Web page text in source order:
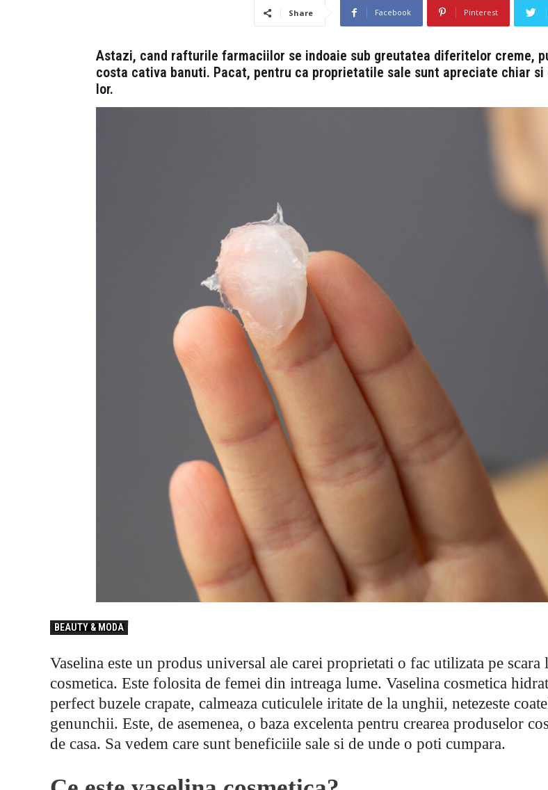
Share Facebook Pinterest
Astazi, cand rafturile farmaciilor se indoaie sub greutatea diferitelor creme,
costa cativa banuti. Pacat, pentru ca proprietatile sale sunt apreciate chiar
lor.
BEAUTY & MODA
Vaselina este un produs universal ale carei proprietati o fac utilizata pe scara
cosmetica. Este folosita de femei din intreaga lume. Vaselina cosmetica
perfect buzele crapate, calmeaza cuticulele iritate de la unghii, netezeste
genunchii. Este, de asemenea, o baza excelenta pentru crearea produselor
de casa. Sa vedem care sunt beneficiile sale si de unde o poti cumpara.